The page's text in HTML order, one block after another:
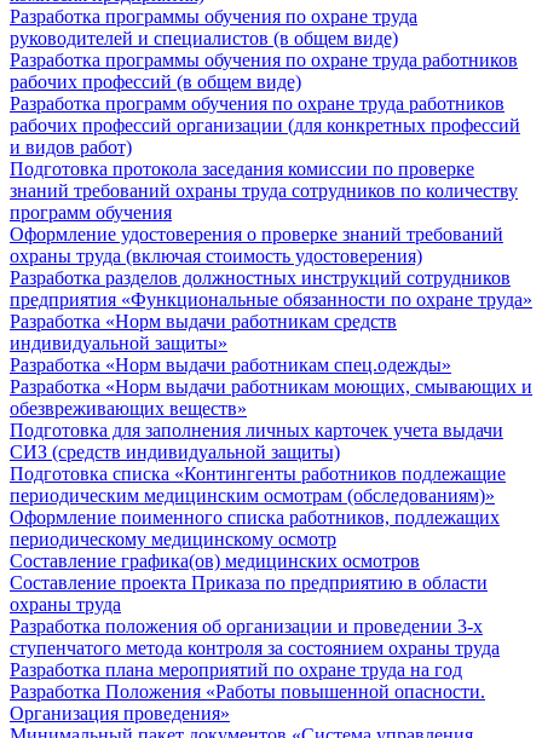
Разработка программы обучения по охране труда
руководителей и специалистов (в общем виде)
Разработка программы обучения по охране труда работников
рабочих профессий (в общем виде)
Разработка программ обучения по охране труда работников
рабочих профессий организации (для конкретных профессий
и видов работ)
Подготовка протокола заседания комиссии по проверке
знаний требований охраны труда сотрудников по количеству
программ обучения
Оформление удостоверения о проверке знаний требований
охраны труда (включая стоимость удостоверения)
Разработка разделов должностных инструкций сотрудников
предприятия «Функциональные обязанности по охране труда»
Разработка «Норм выдачи работникам средств
индивидуальной защиты»
Разработка «Норм выдачи работникам спец.одежды»
Разработка «Норм выдачи работникам моющих, смывающих и
обезвреживающих веществ»
Подготовка для заполнения личных карточек учета выдачи
СИЗ (средств индивидуальной защиты)
Подготовка списка «Контингенты работников подлежащие
периодическим медицинским осмотрам (обследованиям)»
Оформление поименного списка работников, подлежащих
периодическому медицинскому осмотр
Составление графика(ов) медицинских осмотров
Составление проекта Приказа по предприятию в области
охраны труда
Разработка положения об организации и проведении 3-х
ступенчатого метода контроля за состоянием охраны труда
Разработка плана мероприятий по охране труда на год
Разработка Положения «Работы повышенной опасности.
Организация проведения»